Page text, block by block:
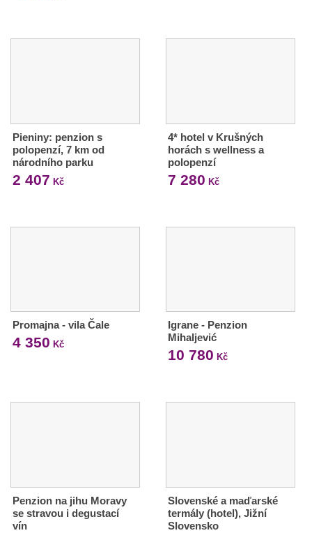
Pieniny: penzion s
polopenzí, 7 km od
národního parku
2 407 Kč
4* hotel v Krušných
horách s wellness a
polopenzí
7 280 Kč
Promajna - vila Čale
4 350 Kč
Igrane - Penzion
Mihaljević
10 780 Kč
Penzion na jihu Moravy
se stravou i degustací
vín
Slovenské a maďarské
termály (hotel), Jižní
Slovensko